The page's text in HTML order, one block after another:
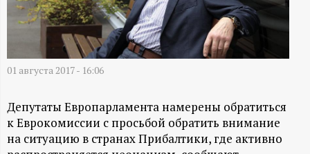
А
Д
А
Н
01 августа 2017 - 16:06
Депутаты Европарламента намерены обратиться
к Еврокомиссии с просьбой обратить внимание
на ситуацию в странах Прибалтики, где активно